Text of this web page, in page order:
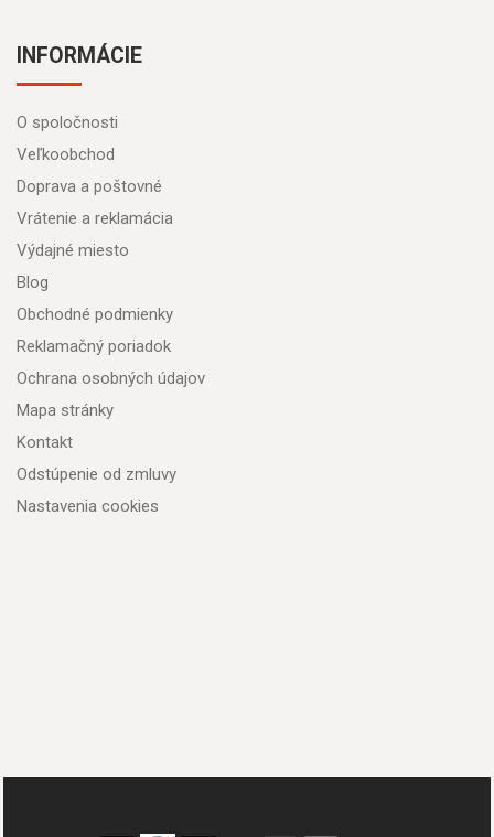
INFORMÁCIE
O spoločnosti
Veľkoobchod
Doprava a poštovné
Vrátenie a reklamácia
Výdajné miesto
Blog
Obchodné podmienky
Reklamačný poriadok
Ochrana osobných údajov
Mapa stránky
Kontakt
Odstúpenie od zmluvy
Nastavenia cookies